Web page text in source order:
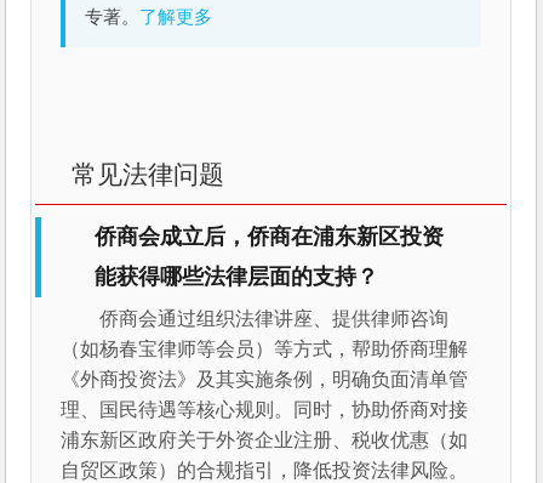
专著。 了解更多
常见法律问题
侨商会成立后，侨商在浦东新区投资
能获得哪些法律层面的支持？
侨商会通过组织法律讲座、提供律师咨询
（如杨春宝律师等会员）等方式，帮助侨商理解
《外商投资法》及其实施条例，明确负面清单管
理、国民待遇等核心规则。同时，协助侨商对接
浦东新区政府关于外资企业注册、税收优惠（如
自贸区政策）的合规指引，降低投资法律风险。